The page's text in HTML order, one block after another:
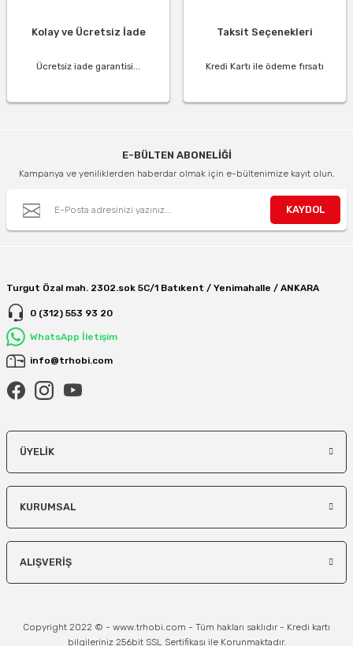
Kolay ve Ücretsiz İade
Ücretsiz iade garantisi...
Taksit Seçenekleri
Kredi Kartı ile ödeme fırsatı
E-BÜLTEN ABONELİĞİ
Kampanya ve yeniliklerden haberdar olmak için e-bültenimize kayıt olun.
KAYDOL
Turgut Özal mah. 2302.sok 5C/1 Batıkent / Yenimahalle / ANKARA
0 (312) 553 93 20
WhatsApp İletişim
info@trhobi.com
ÜYELIK
KURUMSAL
ALIŞVERIŞ
Copyright 2022 © - www.trhobi.com - Tüm hakları saklıdır - Kredi kartı
bilgileriniz 256bit SSL Sertifikası ile Korunmaktadır.